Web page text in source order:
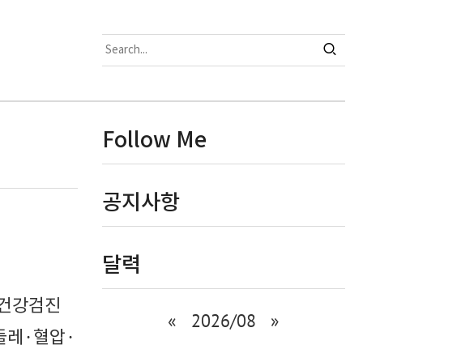
강검진
레·혈압·
Follow Me
공지사항
달력
« 2026/08 »